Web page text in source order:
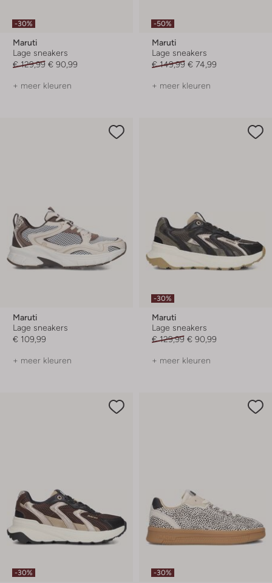
-30%
Maruti
Lage sneakers
€ 129,99 € 90,99
+ meer kleuren
-50%
Maruti
Lage sneakers
€ 149,99 € 74,99
+ meer kleuren
Maruti
Lage sneakers
€ 109,99
+ meer kleuren
-30%
Maruti
Lage sneakers
€ 129,99 € 90,99
+ meer kleuren
-30% -30%